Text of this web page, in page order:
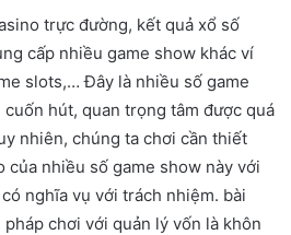
trực đường, kết quả xổ số
cấp nhiều game show khác ví
slots,… Đây là nhiều số game
hút, quan trọng tâm được quá
nhiên, chúng ta chơi cần thiết
của nhiều số game show này với
nghĩa vụ với trách nhiệm. bài
chơi với quản lý vốn là khôn